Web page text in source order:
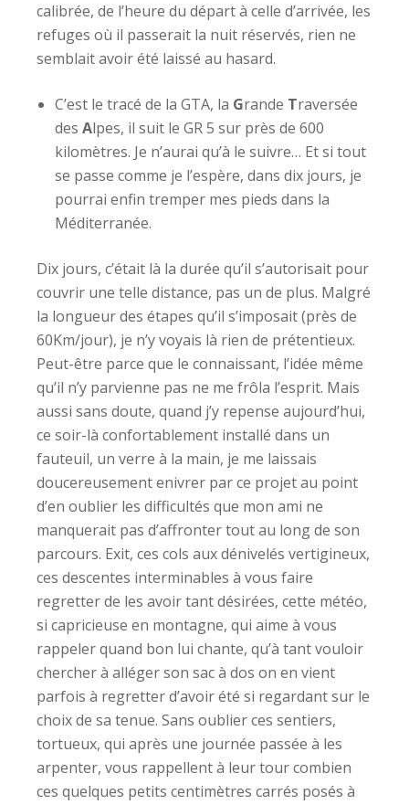
calibrée, de l’heure du départ à celle d’arrivée, les
refuges où il passerait la nuit réservés, rien ne
semblait avoir été laissé au hasard.
C’est le tracé de la GTA, la Grande Traversée
des Alpes, il suit le GR 5 sur près de 600
kilomètres. Je n’aurai qu’à le suivre… Et si tout
se passe comme je l’espère, dans dix jours, je
pourrai enfin tremper mes pieds dans la
Méditerranée.
Dix jours, c’était là la durée qu’il s’autorisait pour
couvrir une telle distance, pas un de plus. Malgré
la longueur des étapes qu’il s’imposait (près de
60Km/jour), je n’y voyais là rien de prétentieux.
Peut-être parce que le connaissant, l’idée même
qu’il n’y parvienne pas ne me frôla l’esprit. Mais
aussi sans doute, quand j’y repense aujourd’hui,
ce soir-là confortablement installé dans un
fauteuil, un verre à la main, je me laissais
doucereusement enivrer par ce projet au point
d’en oublier les difficultés que mon ami ne
manquerait pas d’affronter tout au long de son
parcours. Exit, ces cols aux dénivelés vertigineux,
ces descentes interminables à vous faire
regretter de les avoir tant désirées, cette météo,
si capricieuse en montagne, qui aime à vous
rappeler quand bon lui chante, qu’à tant vouloir
chercher à alléger son sac à dos on en vient
parfois à regretter d’avoir été si regardant sur le
choix de sa tenue. Sans oublier ces sentiers,
tortueux, qui après une journée passée à les
arpenter, vous rappellent à leur tour combien
ces quelques petits centimètres carrés posés à